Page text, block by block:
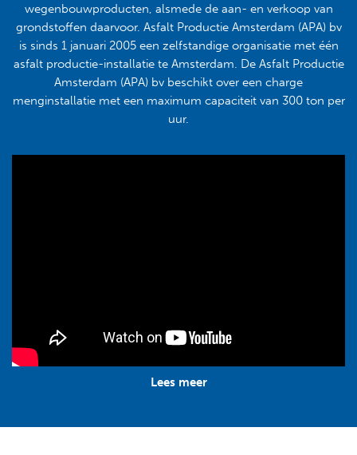
wegenbouwproducten, alsmede de aan- en verkoop van
grondstoffen daarvoor. Asfalt Productie Amsterdam (APA) bv
is sinds 1 januari 2005 een zelfstandige organisatie met één
asfalt productie-installatie te Amsterdam. De Asfalt Productie
Amsterdam (APA) bv beschikt over een charge
menginstallatie met een maximum capaciteit van 300 ton per
uur.
Lees meer